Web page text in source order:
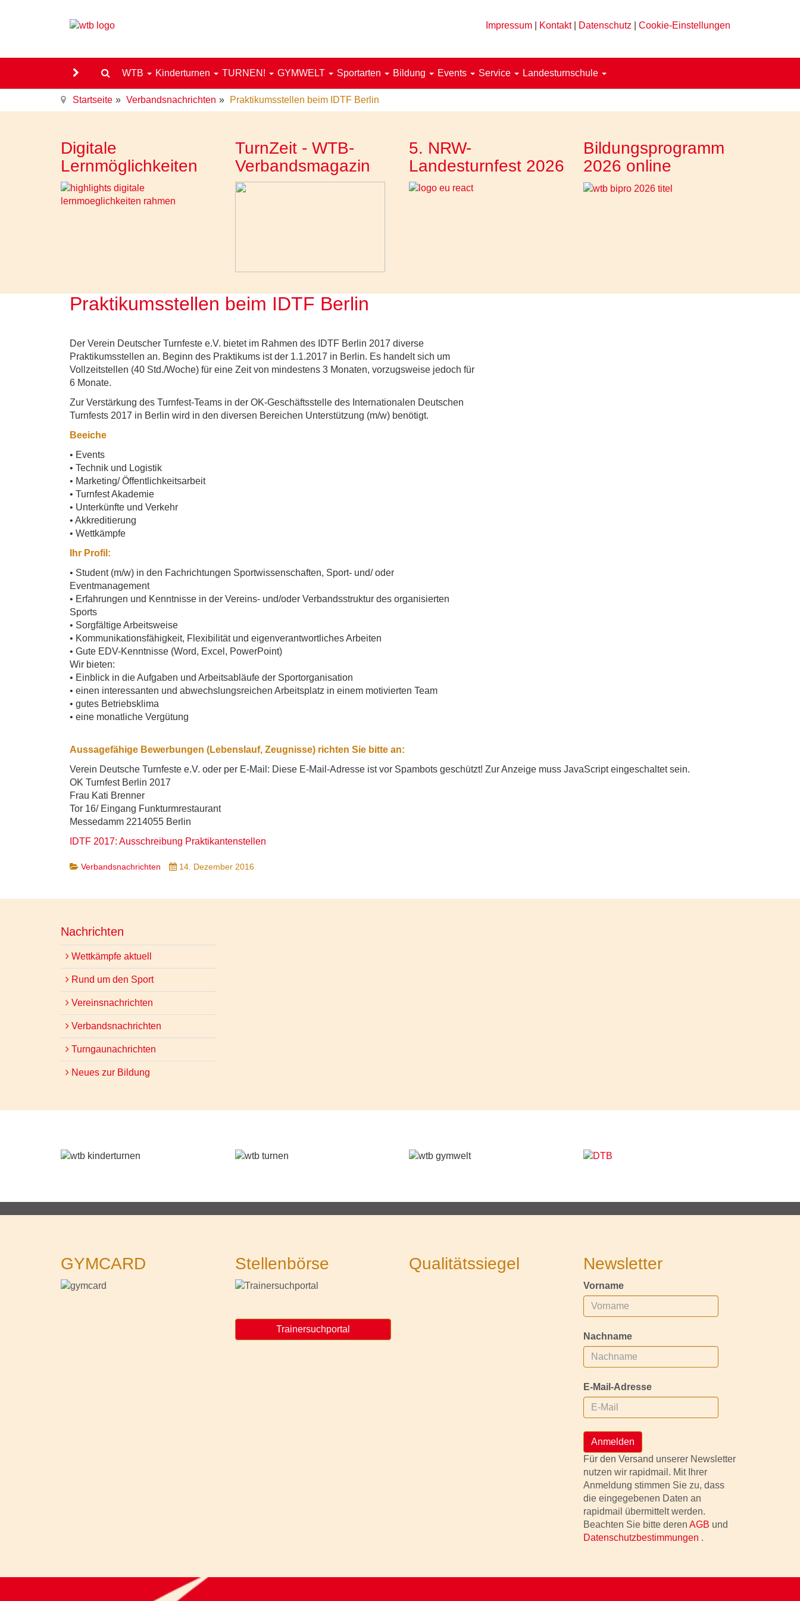
Impressum Kontakt| Datenschutz Cookie-Einstellungen
WTB Kinderturnen TURNEN! GYMWELT Sportarten Bildung Events Service Landesturnschule
Startseite Verbandsnachrichten Praktikumsstellen beim IDTF Berlin
Digitale
Lernmöglichkeiten
TurnZeit - WTB-
Verbandsmagazin
5. NRW-
Landesturnfest 2026
Bildungsprogramm
2026 online
Praktikumsstellen beim IDTF Berlin
Der Verein Deutscher Turnfeste e.V. bietet im Rahmen des IDTF Berlin 2017 diverse
Praktikumsstellen an. Beginn des Praktikums ist der 1.1.2017 in Berlin. Es handelt sich um
Vollzeitstellen (40 Std./Woche) für eine Zeit von mindestens 3 Monaten, vorzugsweise jedoch für
6 Monate.
Zur Verstärkung des Turnfest-Teams in der OK-Geschäftsstelle des Internationalen Deutschen
Turnfests 2017 in Berlin wird in den diversen Bereichen Unterstützung (m/w) benötigt.
Beeiche
• Events
• Technik und Logistik
• Marketing/ Öffentlichkeitsarbeit
• Turnfest Akademie
• Unterkünfte und Verkehr
• Akkreditierung
• Wettkämpfe
Ihr Profil:
• Student (m/w) in den Fachrichtungen Sportwissenschaften, Sport- und/ oder
Eventmanagement
• Erfahrungen und Kenntnisse in der Vereins- und/oder Verbandsstruktur des organisierten
Sports
• Sorgfältige Arbeitsweise
• Kommunikationsfähigkeit, Flexibilität und eigenverantwortliches Arbeiten
• Gute EDV-Kenntnisse (Word, Excel, PowerPoint)
Wir bieten:
• Einblick in die Aufgaben und Arbeitsabläufe der Sportorganisation
• einen interessanten und abwechslungsreichen Arbeitsplatz in einem motivierten Team
• gutes Betriebsklima
• eine monatliche Vergütung
Aussagefähige Bewerbungen (Lebenslauf, Zeugnisse) richten Sie bitte an:
Verein Deutsche Turnfeste e.V. oder per E-Mail: Diese E-Mail-Adresse ist vor Spambots geschützt! Zur Anzeige muss JavaScript eingeschaltet sein.
OK Turnfest Berlin 2017
Frau Kati Brenner
Tor 16/ Eingang Funkturmrestaurant
Messedamm 2214055 Berlin
IDTF 2017: Ausschreibung Praktikantenstellen
Verbandsnachrichten 14. Dezember 2016
Nachrichten
Wettkämpfe aktuell
Rund um den Sport
Vereinsnachrichten
Verbandsnachrichten
Turngaunachrichten
Neues zur Bildung
GYMCARD Stellenbörse
Trainersuchportal
Qualitätssiegel Newsletter
Vorname
Nachname
E-Mail-Adresse
Anmelden
Für den Versand unserer Newsletter
nutzen wir rapidmail. Mit Ihrer
Anmeldung stimmen Sie zu, dass
die eingegebenen Daten an
rapidmail übermittelt werden.
Beachten Sie bitte deren AGB und
Datenschutzbestimmungen .